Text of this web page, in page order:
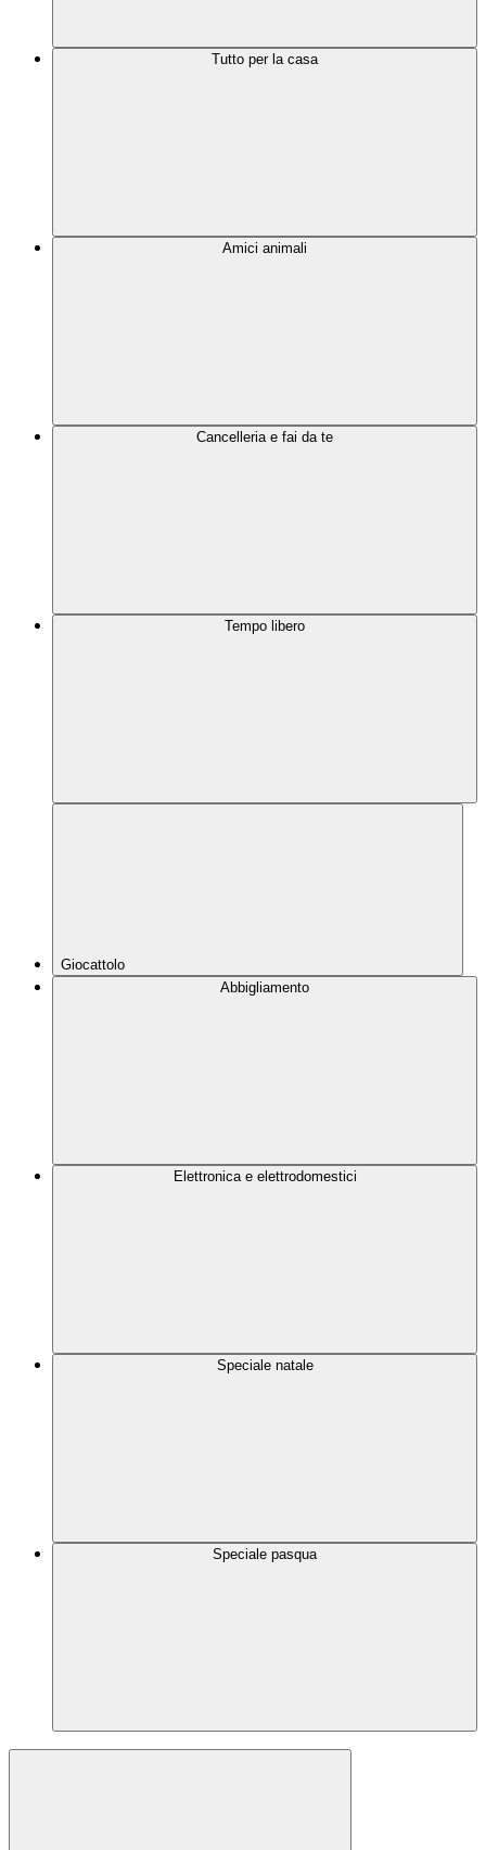
Tutto per la casa
Amici animali
Cancelleria e fai da te
Tempo libero
Giocattolo
Abbigliamento
Elettronica e elettrodomestici
Speciale natale
Speciale pasqua